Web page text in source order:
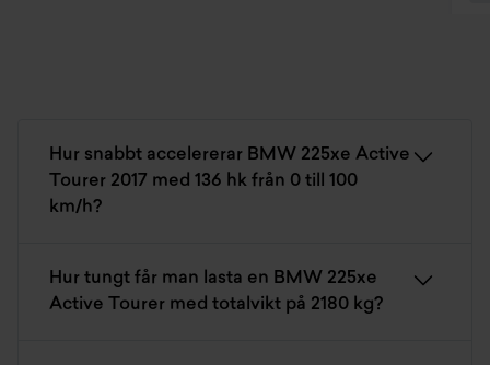
Hur snabbt accelererar BMW 225xe Active
Tourer 2017 med 136 hk från 0 till 100
km/h?
Hur tungt får man lasta en BMW 225xe
Active Tourer med totalvikt på 2180 kg?